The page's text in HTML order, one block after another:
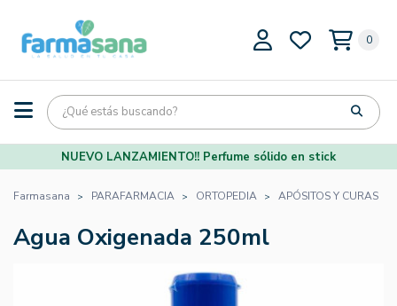
0
NUEVO LANZAMIENTO!! Perfume sólido en stick
Farmasana PARAFARMACIA ORTOPEDIA APÓSITOS Y CURAS
Agua Oxigenada 250ml